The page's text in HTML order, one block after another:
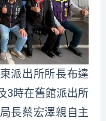
派出所所長布達
3時在舊館派出所
長蔡宏澤親自主